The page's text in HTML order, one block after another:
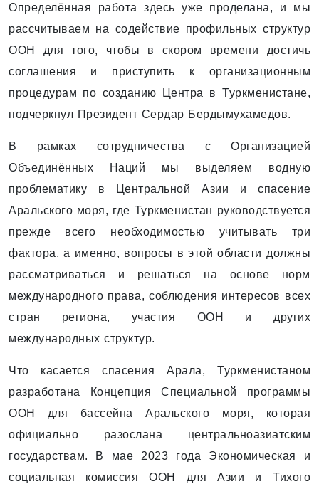
Определённая работа здесь уже проделана, и мы
рассчитываем на содействие профильных структур
ООН для того, чтобы в скором времени достичь
соглашения и приступить к организационным
процедурам по созданию Центра в Туркменистане,
подчеркнул Президент Сердар Бердымухамедов.
В рамках сотрудничества с Организацией
Объединённых Наций мы выделяем водную
проблематику в Центральной Азии и спасение
Аральского моря, где Туркменистан руководствуется
прежде всего необходимостью учитывать три
фактора, а именно, вопросы в этой области должны
рассматриваться и решаться на основе норм
международного права, соблюдения интересов всех
стран региона, участия ООН и других
международных структур.
Что касается спасения Арала, Туркменистаном
разработана Концепция Специальной программы
ООН для бассейна Аральского моря, которая
официально разослана центральноазиатским
государствам. В мае 2023 года Экономическая и
социальная комиссия ООН для Азии и Тихого